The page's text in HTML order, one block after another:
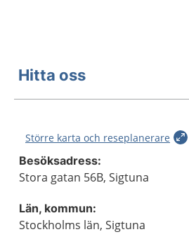
Hitta oss
Större karta och reseplanerare
Besöksadress:
Stora gatan 56B, Sigtuna
Län, kommun:
Stockholms län, Sigtuna